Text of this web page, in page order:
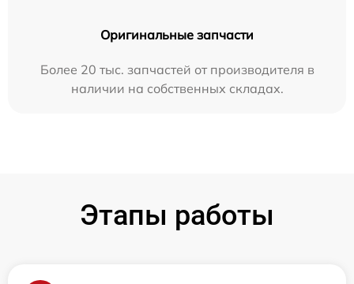
Оригинальные запчасти
Более 20 тыс. запчастей от производителя в
наличии на собственных складах.
Этапы работы